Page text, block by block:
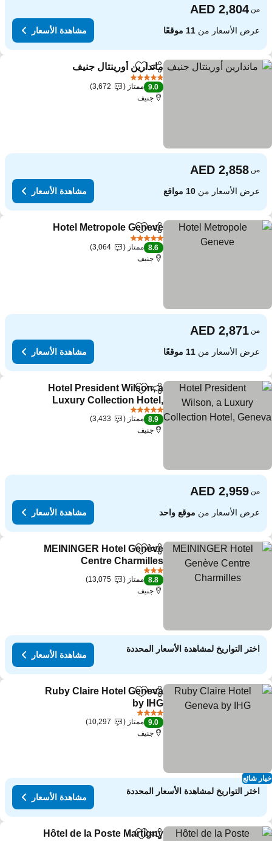
من
عرض الأسعار من11 موقعًا مشاهدة الأسعار
مشاركةAdd to favorites
ماندارين أورينتال جنيف
9.0 ممتاز
3,672
جنيف
من
عرض الأسعار من10 مواقع مشاهدة الأسعار
مشاركةAdd to favorites
Hotel Metropole Geneve
8.6 ممتاز
3,064
جنيف
من
عرض الأسعار من11 موقعًا مشاهدة الأسعار
مشاركةAdd to favorites
Hotel President Wilson, a
Luxury Collection Hotel,
Geneva
5 عدد النجوم
8.9 ممتاز
3,433
جنيف
من
عرض الأسعار منموقع واحد مشاهدة الأسعار
مشاركةAdd to favorites
MEININGER Hotel Genève
Centre Charmilles
8.8 ممتاز
13,075
جنيف
اختر التواريخ لمشاهدة الأسعار المحددة
مشاهدة الأسعار
شائع
مشاركةAdd to favorites
Ruby Claire Hotel Geneva
by IHG
9.0 ممتاز
10,297
جنيف
اختر التواريخ لمشاهدة الأسعار المحددة
مشاهدة الأسعار
مشاركة
Hôtel de la Poste Martigny